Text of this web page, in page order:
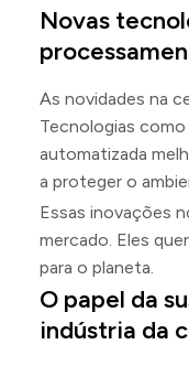
Novas
As novidades na
Tecnologias
automatizada
a proteger o
Essas inovações
mercado. Eles
para o planeta.
O papel da
indústria da